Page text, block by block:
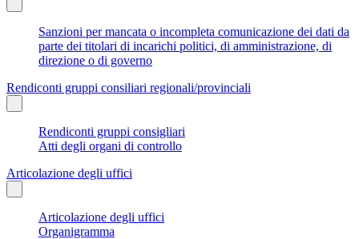
Sanzioni per mancata o incompleta comunicazione dei dati da
parte dei titolari di incarichi politici, di amministrazione, di
direzione o di governo
Rendiconti gruppi consiliari regionali/provinciali
Rendiconti gruppi consigliari
Atti degli organi di controllo
Articolazione degli uffici
Articolazione degli uffici
Organigramma